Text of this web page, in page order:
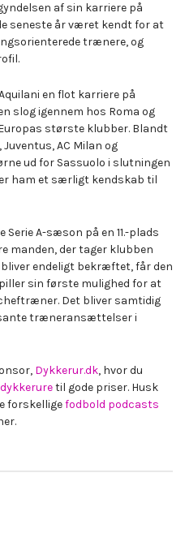
af sin karriere på
seneste år været kendt for at
trænere, og
en flot karriere på
slog igennem hos Roma og
største klubber. Blandt
AC Milan og
ud for Sassuolo i slutningen
ham et særligt kendskab til
A-sæson på en 11.-plads
manden, der tager klubben
bliver endeligt bekræftet, får den
sin første mulighed for at
Det bliver samtidig
træneransættelser i
Dykkerur.dk, hvor du
til gode priser. Husk
forskelligefodbold podcasts